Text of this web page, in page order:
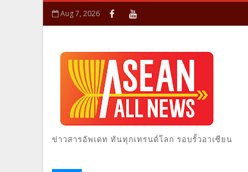
Aug 7, 2026
ข่าวสารอัพเดท ทันทุกเทรนด์โลก รอบรั้วอาเซียน